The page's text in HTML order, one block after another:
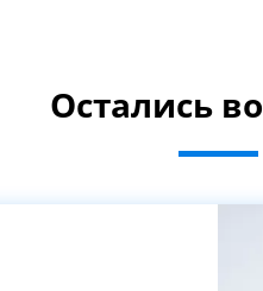
Остались